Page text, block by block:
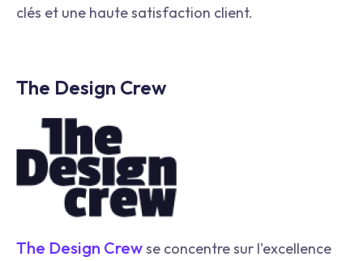
clés et une haute satisfaction client.
The Design Crew
The Design Crewse concentre sur l'excellence